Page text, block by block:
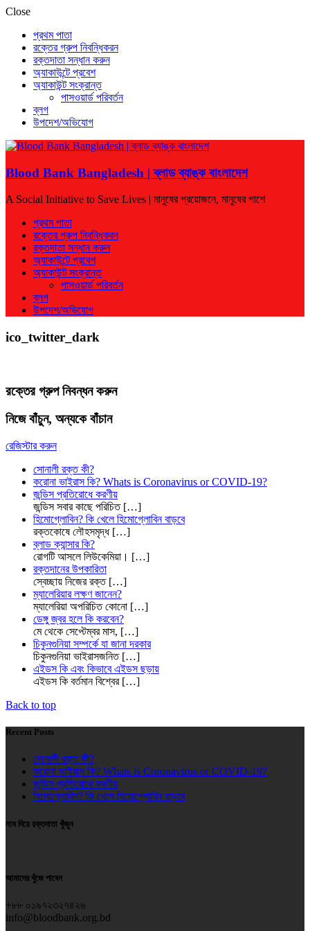
Close
প্রথম পাতা
রক্তের গ্রুপ নিবন্ধিকরন
রক্তদাতা সন্ধান করুন
অ্যাকাউন্টে প্রবেশ
অ্যাকাউন্ট সংক্রান্ত
পাসওয়ার্ড পরিবর্তন
ব্লগ
উপদেশ/অভিযোগ
Blood Bank Bangladesh | ব্লাড ব্যাঙ্ক বাংলাদেশ
A Social Initiative to Save Lives | মানুষের প্রয়োজনে, মানুষের পাশে
প্রথম পাতা
রক্তের গ্রুপ নিবন্ধিকরন
রক্তদাতা সন্ধান করুন
অ্যাকাউন্টে প্রবেশ
অ্যাকাউন্ট সংক্রান্ত
পাসওয়ার্ড পরিবর্তন
ব্লগ
উপদেশ/অভিযোগ
ico_twitter_dark
রক্তের গ্রুপ নিবন্ধন করুন
নিজে বাঁচুন, অন্যকে বাঁচান
রেজিস্টার করুন
সোনালী রক্ত কী?
করোনা ভাইরাস কি? Whats is Coronavirus or COVID-19?
জন্ডিস প্রতিরোধে করণীয়
জন্ডিস সবার কাছে পরিচিত […]
হিমোগ্লোবিন? কি খেলে হিমোগ্লোবিন বাড়বে
রক্তকোষে লৌহসমৃদ্ধ […]
ব্লাড ক্যান্সার কি?
রোগটি আসলে লিউকেমিয়া। […]
রক্তদানের উপকারিতা
স্বেচ্ছায় নিজের রক্ত […]
ম্যালেরিয়ার লক্ষণ জানেন?
ম্যালেরিয়া অপরিচিত কোনো […]
ডেঙ্গু জ্বর হলে কি করবেন?
মে থেকে সেপ্টেম্বর মাস, […]
চিকুনগুনিয়া সম্পর্কে যা জানা দরকার
চিকুনগুনিয়া ভাইরাসজনিত […]
এইডস কি এবং কিভাবে এইডস ছড়ায়
এইডস কি বর্তমান বিশ্বের […]
Back to top
Recent Posts
সোনালী রক্ত কী?
করোনা ভাইরাস কি? Whats is Coronavirus or COVID-19?
জন্ডিস প্রতিরোধে করণীয়
হিমোগ্লোবিন? কি খেলে হিমোগ্লোবিন বাড়বে
নাম দিয়ে রক্তদাতা খুঁজুন
আমাদের খুঁজে পাবেন
+৮৮ ০১৯৭২৩২৭৪২৬
info@bloodbank.org.bd